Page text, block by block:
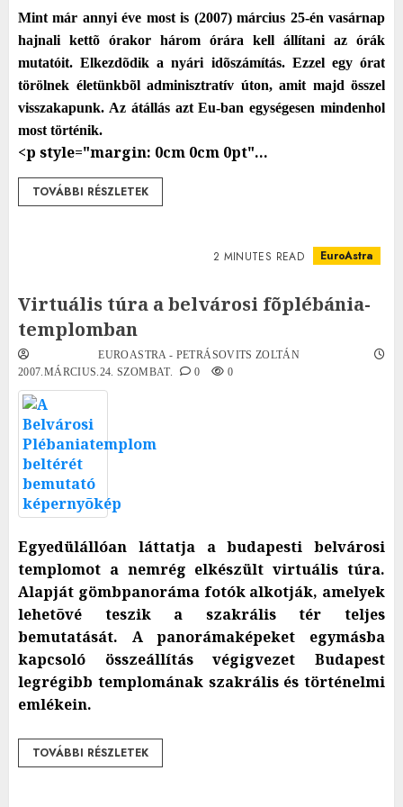
Mint már annyi éve most is (2007) március 25-én vasárnap
hajnali kettõ órakor három órára kell állítani az órák
mutatóit. Elkezdõdik a nyári idõszámítás. Ezzel egy órat
törölnek életünkbõl adminisztratív úton, amit majd összel
visszakapunk. Az átállás azt Eu-ban egységesen mindenhol
most történik.
<p style="margin: 0cm 0cm 0pt"...
TOVÁBBI RÉSZLETEK
2 MINUTES READ EuroAstra
Virtuális túra a belvárosi fõplébánia-
templomban
EUROASTRA - PETRÁSOVITS ZOLTÁN
2007.MÁRCIUS.24. SZOMBAT.
0 0
Egyedülállóan láttatja a budapesti belvárosi
templomot a nemrég elkészült virtuális túra.
Alapját gömbpanoráma fotók alkotják, amelyek
lehetõvé teszik a szakrális tér teljes
bemutatását. A panorámaképeket egymásba
kapcsoló összeállítás végigvezet Budapest
legrégibb templomának szakrális és történelmi
emlékein.
TOVÁBBI RÉSZLETEK